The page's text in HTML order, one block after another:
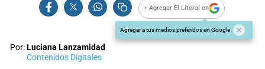
+ Agregar El Litoral en
Agregar a tus medios preferidos en Google
Por:Luciana Lanzamidad
Contenidos Digitales